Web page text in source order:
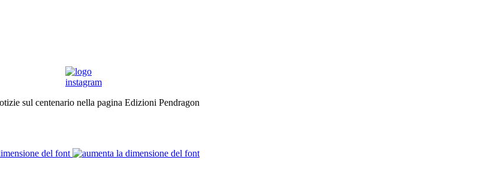
sul centenario nella pagina Edizioni Pendragon
del font